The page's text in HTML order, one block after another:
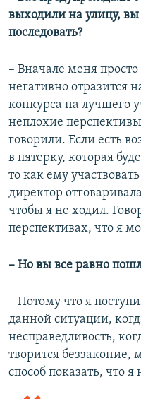
выходили на улицу,
последовать?
– Вначале меня
негативно отразится
конкурса на лучшего
неплохие
говорили. Если есть
в пятерку, которая
то как ему
директор
чтобы я не ходил.
перспективах, что я
– Но вы все равно
– Потому что я
данной ситуации,
несправедливость,
творится беззаконие,
способ показать, что я